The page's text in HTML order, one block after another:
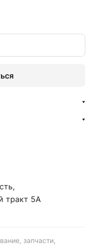
тракт 5А
запчасти,